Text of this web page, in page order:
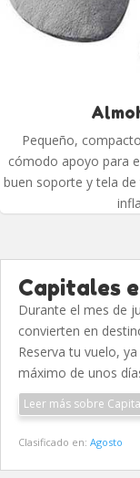
Pequeño,
cómodo apoyo para
buen soporte y tela
Capitales
Durante el mes de
convierten en
Reserva tu vuelo,
máximo de unos
Leer más sobre
Clasificado en: Agosto